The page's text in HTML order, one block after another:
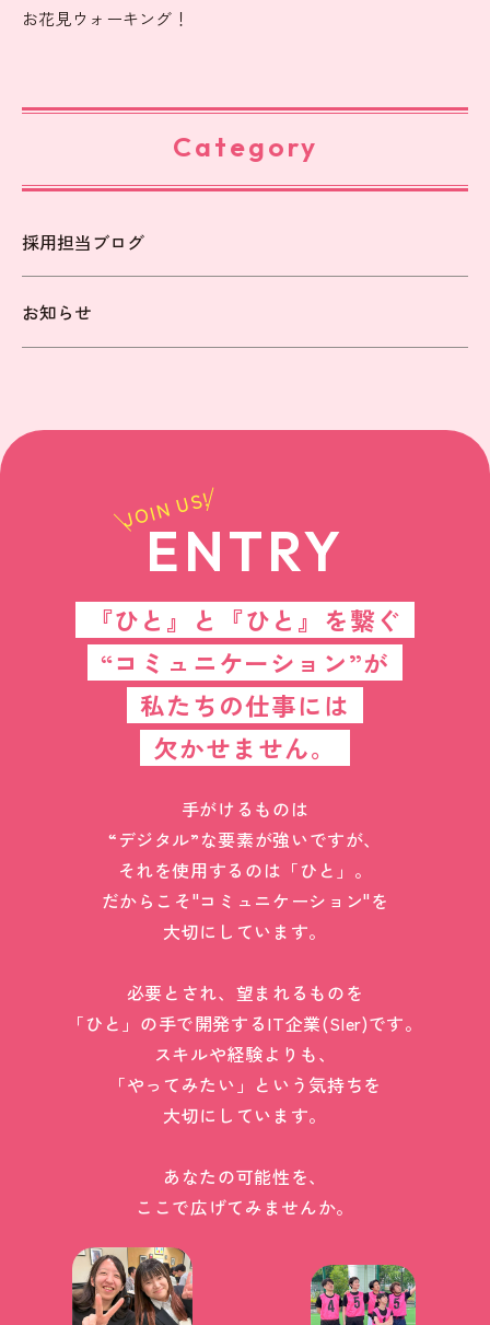
お花見ウォーキング！
Category
採用担当ブログ
お知らせ
JOIN US!
ENTRY
『ひと』と『ひと』を繋ぐ
“コミュニケーション”が
私たちの仕事には
欠かせません。
手がけるものは
“デジタル”な要素が強いですが、
それを使用するのは「ひと」。
だからこそ"コミュニケーション"を
大切にしています。
必要とされ、望まれるものを
「ひと」の手で開発するIT企業(SIer)です。
スキルや経験よりも、
「やってみたい」という気持ちを
大切にしています。
あなたの可能性を、
ここで広げてみませんか。